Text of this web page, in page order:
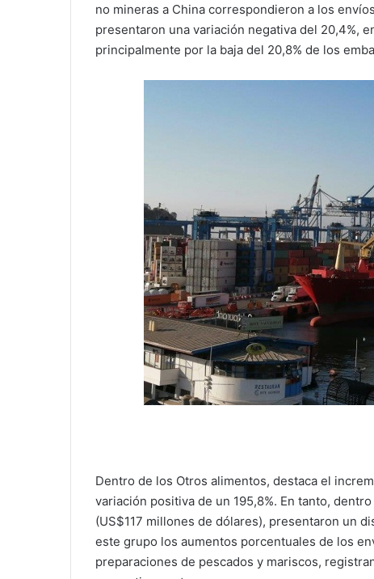
no mineras a China correspondieron a los
presentaron una variación negativa del 20,4%,
principalmente por la baja del 20,8% de los
Dentro de los Otros alimentos, destaca el
variación positiva de un 195,8%. En tanto,
(US$117 millones de dólares), presentaron un
este grupo los aumentos porcentuales de los
preparaciones de pescados y mariscos,